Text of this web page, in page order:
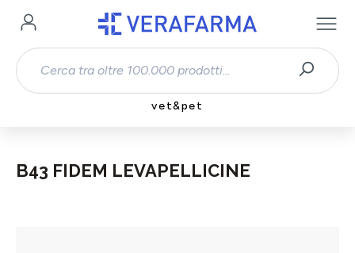
Passa al contenuto principale
vet&pet
B43 FIDEM LEVAPELLICINE